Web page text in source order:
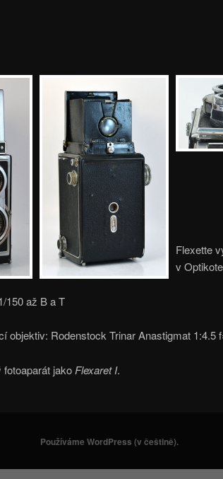
Flexette
v
150 až B a T
objektiv: Rodenstock Trinar Anastigmat 1:4.5
jako Flexaret I.
Používáme WordPress (v češtině).